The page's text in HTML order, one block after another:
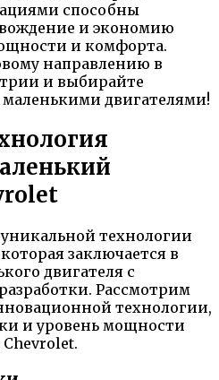
способны
и экономию
и комфорта.
направлению в
и выбирайте
двигателями!
технологии
заключается в
двигателя с
Рассмотрим
технологии,
и уровень мощности